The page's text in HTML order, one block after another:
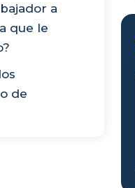
a
que le
de